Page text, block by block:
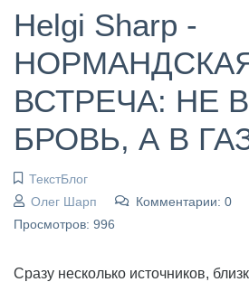
Helgi Sharp -
ВСТРЕЧА: НЕ В
БРОВЬ, А В
ТекстБлог
Олег Шарп
Комментарии: 0
Просмотров: 996
Сразу несколько источников,